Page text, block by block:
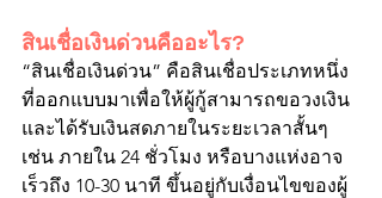
สินเชื่อเงินด่วนคืออะไร?
“สินเชื่อเงินด่วน” คือสินเชื่อประเภทหนึ่ง
ที่ออกแบบมาเพื่อให้ผู้กู้สามารถขอวงเงิน
และได้รับเงินสดภายในระยะเวลาสั้นๆ
เช่น ภายใน 24 ชั่วโมง หรือบางแห่งอาจ
เร็วถึง 10-30 นาที ขึ้นอยู่กับเงื่อนไขของผู้